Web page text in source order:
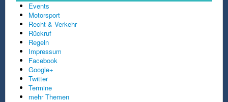
Events
Motorsport
Recht & Verkehr
Rückruf
Regeln
Impressum
Facebook
Google+
Twitter
Termine
mehr Themen